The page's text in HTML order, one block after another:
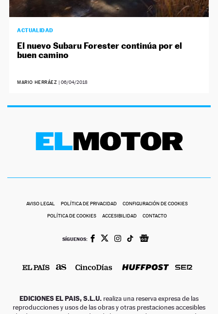
ACTUALIDAD
El nuevo Subaru Forester continúa por el
buen camino
MARIO HERRÁEZ | 06/04/2018
AVISO LEGAL POLÍTICA DE PRIVACIDAD CONFIGURACIÓN DE COOKIES
POLÍTICA DE COOKIES ACCESIBILIDAD CONTACTO
SÍGUENOS:
EDICIONES EL PAIS, S.L.U. realiza una reserva expresa de las
reproducciones y usos de las obras y otras prestaciones accesibles